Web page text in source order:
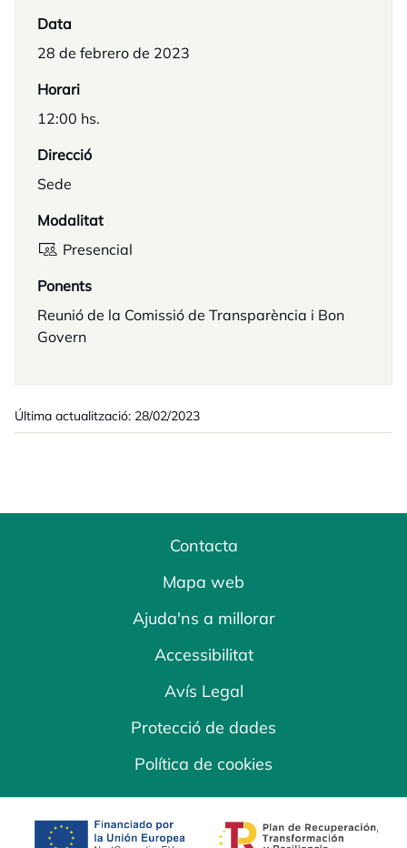
Data
28 de febrero de 2023
Horari
12:00 hs.
Direcció
Sede
Modalitat
Presencial
Ponents
Reunió de la Comissió de Transparència i Bon
Govern
Última actualització: 28/02/2023
Contacta
Mapa web
Ajuda'ns a millorar
Accessibilitat
Avís Legal
Protecció de dades
Política de cookies
opens in a new tab opens in a new